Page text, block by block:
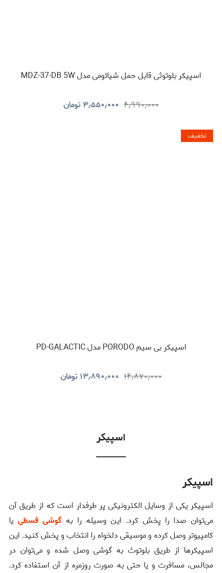
اسپیکر بلوتوثی قابل حمل شیائومی مدل MDZ-37-DB 5W
۴٫۹۹۰٫۰۰۰ ۳٫۵۵۰٫۰۰۰ تومان
تخفیف
اسپیکر بی سیم PORODO مدل PD-GALACTIC
۱۴٫۸۷۰٫۰۰۰ ۱۳٫۸۹۰٫۰۰۰ تومان
اسپیکر
اسپیکر
اسپیکر یکی از وسایل الکترونیکی پر طرفدار است که از طریق آن
می‌توان صدا را پخش کرد. این وسیله را به گوشی قسطییا
کامپیوتر وصل کرده و موسیقی دلخواه را انتخاب و پخش کنید. این
اسپیکر‌ها از طریق بلوتوث به گوشی وصل شده و می‌توان در
مجالس، مسافرت و یا حتی به صورت روزمره از آن استفاده کرد.